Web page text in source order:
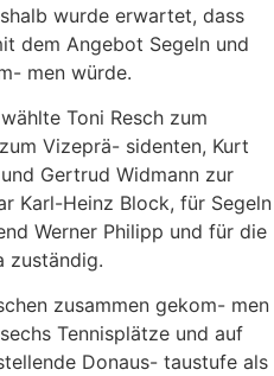
wurde erwartet, dass
dem Angebot Segeln und
men würde.
Toni Resch zum
Vizeprä- sidenten, Kurt
Gertrud Widmann zur
Karl-Heinz Block, für Segeln
Werner Philipp und für die
zuständig.
zusammen gekom- men
Tennisplätze und auf
Donaus- taustufe als